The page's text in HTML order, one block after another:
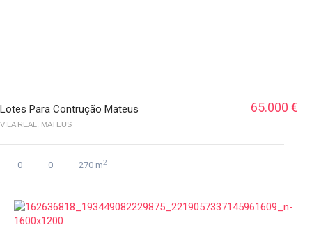
Lotes Para Contrução Mateus
VILA REAL, MATEUS
65.000 €
0 0 270 m2